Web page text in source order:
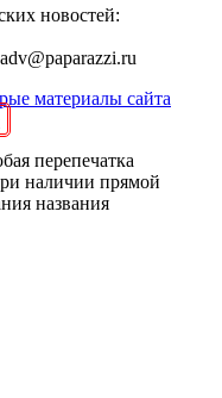
новостей:
материалы сайта
перепечатка
наличии прямой
названия